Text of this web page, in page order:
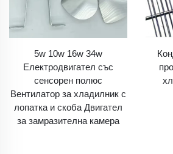
5w 10w 16w 34w
Електродвигател със
сенсорен полюс
Вентилатор за хладилник с
лопатка и скоба Двигател
за замразителна камера